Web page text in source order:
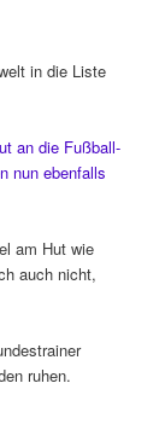
in die Liste
an die Fußball-
nun ebenfalls
am Hut wie
auch nicht,
ruhen.